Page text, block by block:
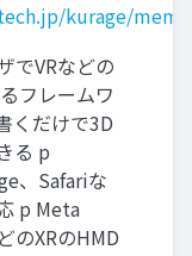
kurage/
でVRなどの
フレームワ
くだけで3D
る p
、Safariな
p Meta
のXRのHMD